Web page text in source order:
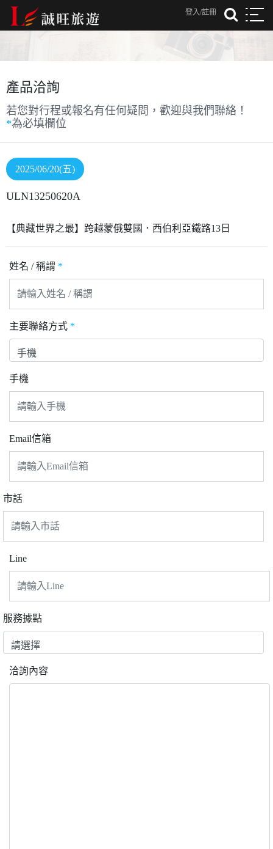
登入/註冊
產品洽詢
若您對行程或報名有任何疑問，歡迎與我們聯絡！
*為必填欄位
2025/06/20(五)
ULN13250620A
【典藏世界之最】跨越蒙俄雙國．西伯利亞鐵路13日
姓名 / 稱謂 *
主要聯絡方式 *
手機
Email信箱
市話
Line
服務據點
洽詢內容